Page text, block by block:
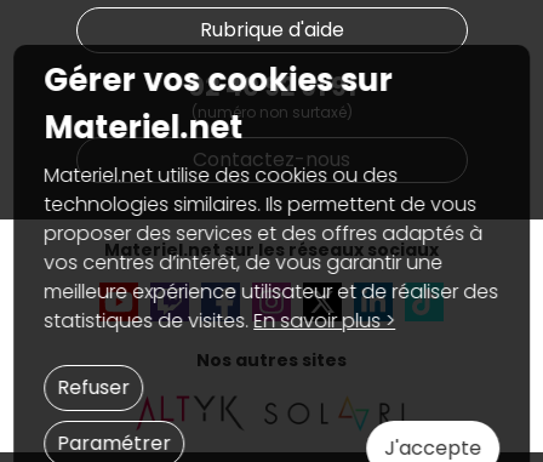
Materiel.net recrute
Notre programme d'affiliation
Partenariat & Sponsoring
Nos marques
Conditions générales de vente
Marketplace
Informations légales
Données personnellesetcookies
Gérer vos cookies
Accessibilité : non conforme
Rubrique d'aide
02 40 92 91 91
(numéro non surtaxé)
Contactez-nous
Materiel.net sur les réseaux sociaux
Nos autres sites
Gérer vos cookies sur
Materiel.net
Materiel.net utilise des cookies ou des
technologies similaires. Ils permettent de vous
proposer des services et des offres adaptés à
vos centres d’intérêt, de vous garantir une
meilleure expérience utilisateur et de réaliser des
statistiques de visites.En savoir plus >
J'accepte
Paramétrer
Refuser